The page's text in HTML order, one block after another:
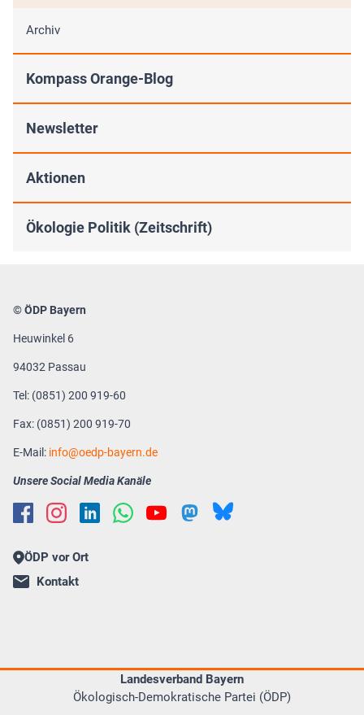
Archiv
Kompass Orange-Blog
Newsletter
Aktionen
Ökologie Politik (Zeitschrift)
© ÖDP Bayern
Heuwinkel 6
94032 Passau
Tel: (0851) 200 919-60
Fax: (0851) 200 919-70
E-Mail: info oedp-bayern.de
Unsere Social Media Kanäle
ÖDP vor Ort
Kontakt
Landesverband Bayern
Ökologisch-Demokratische Partei (ÖDP)